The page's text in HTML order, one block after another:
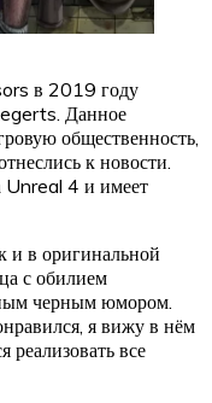
в 2019 году
Данное
общественность,
к новости.
Unreal 4 и имеет
и в оригинальной
с обилием
черным юмором.
я вижу в нём
реализовать все